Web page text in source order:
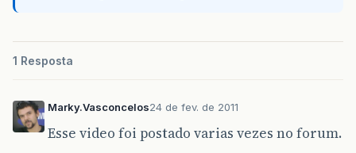
1 Resposta
Marky.Vasconcelos24 de fev. de 2011
Esse video foi postado varias vezes no forum.